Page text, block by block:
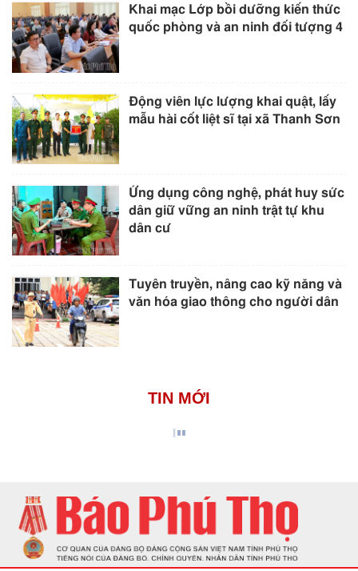
Khai mạc Lớp bồi dưỡng kiến thức
quốc phòng và an ninh đối tượng 4
Động viên lực lượng khai quật, lấy
mẫu hài cốt liệt sĩ tại xã Thanh Sơn
Ứng dụng công nghệ, phát huy sức
dân giữ vững an ninh trật tự khu
dân cư
Tuyên truyền, nâng cao kỹ năng và
văn hóa giao thông cho người dân
TIN MỚI